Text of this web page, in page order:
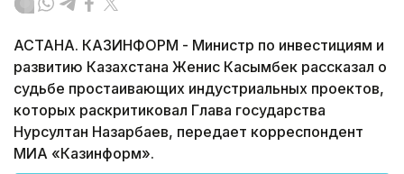
АСТАНА. КАЗИНФОРМ - Министр по инвестициям и
развитию Казахстана Женис Касымбек рассказал о
судьбе простаивающих индустриальных проектов,
которых раскритиковал Глава государства
Нурсултан Назарбаев, передает корреспондент
МИА «Казинформ».